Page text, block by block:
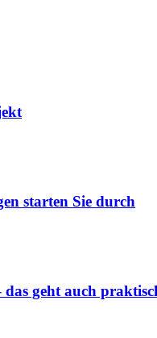
starten Sie durch
geht auch